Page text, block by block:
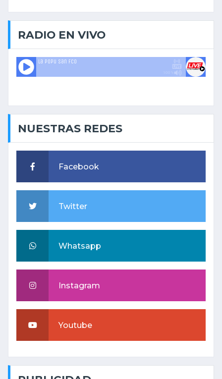
actuaban de manera conjunta y también
realizaban entregas bajo la modalidad de
este viernes el despliegue de la FPA en el
sector.
RADIO EN VIVO
NUESTRAS REDES
Facebook
Twitter
Whatsapp
Instagram
Youtube